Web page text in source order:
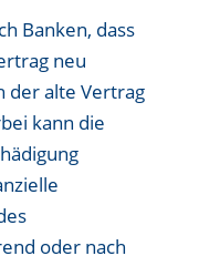
Banken, dass
neu
der alte Vertrag
kann die
oder nach